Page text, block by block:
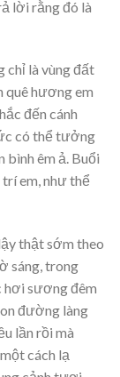
lời rằng đó là
chỉ là vùng đất
quê hương em
đến cánh
có thể tưởng
bình êm ả. Buổi
em, như thể
thật sớm theo
sáng, trong
hơi sương đêm
đường làng
lần rồi mà
cách lạ